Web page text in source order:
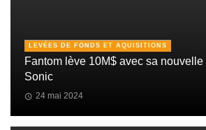
LEVÉES DE FONDS ET AQUISITIONS
Fantom lève 10M$ avec sa
Sonic
24 mai 2024